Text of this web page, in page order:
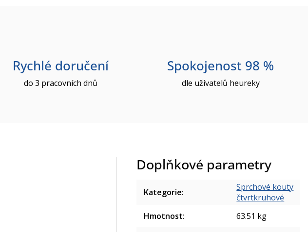
Rychlé doručení
do 3 pracovních dnů
Spokojenost 98 %
dle uživatelů heureky
Doplňkové parametry
Kategorie:
Sprchové kouty
čtvrtkruhové
Hmotnost: 63.51 kg